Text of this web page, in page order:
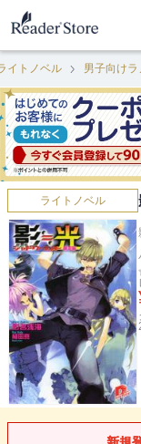
イトノベル 男子向けラ
ライトノベル